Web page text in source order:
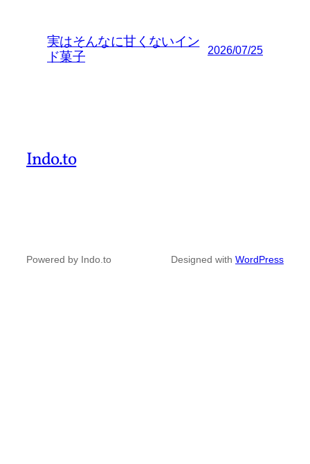
実はそんなに甘くないイン
ド菓子
2026/07/25
Indo.to
Powered by Indo.to Designed with WordPress